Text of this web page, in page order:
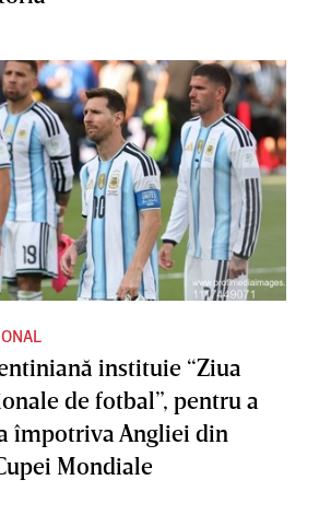
instituie “Ziua
de fotbal”, pentru a
împotriva Angliei din
Mondiale